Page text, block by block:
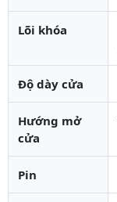
Lõi khóa
Độ dày cửa
Hướng mở
cửa
Pin